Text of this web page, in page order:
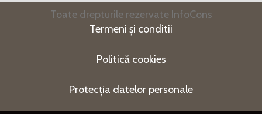
Toate drepturile rezervate InfoCons
Termeni și conditii
Politică cookies
Protecția datelor personale